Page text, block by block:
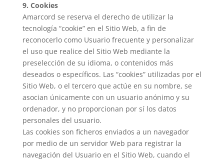
9. Cookies
Amarcord se reserva el derecho de utilizar la
tecnología “cookie” en el Sitio Web, a fin de
reconocerlo como Usuario frecuente y personalizar
el uso que realice del Sitio Web mediante la
preselección de su idioma, o contenidos más
deseados o específicos. Las “cookies” utilizadas por el
Sitio Web, o el tercero que actúe en su nombre, se
asocian únicamente con un usuario anónimo y su
ordenador, y no proporcionan por sí los datos
personales del usuario.
Las cookies son ficheros enviados a un navegador
por medio de un servidor Web para registrar la
navegación del Usuario en el Sitio Web, cuando el